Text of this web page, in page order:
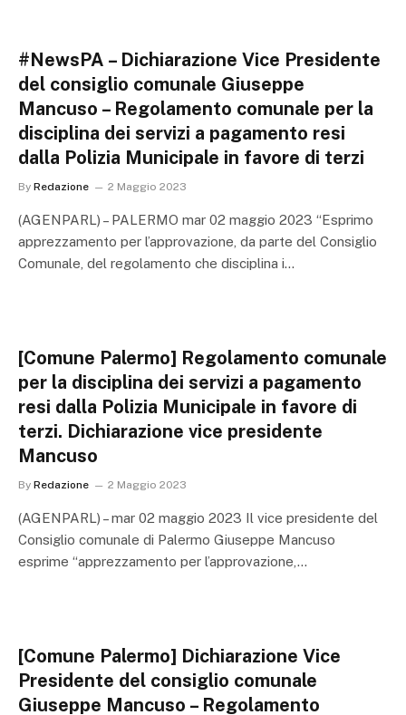
#NewsPA – Dichiarazione Vice Presidente
del consiglio comunale Giuseppe
Mancuso – Regolamento comunale per la
disciplina dei servizi a pagamento resi
dalla Polizia Municipale in favore di terzi
By Redazione 2 Maggio 2023
(AGENPARL) – PALERMO mar 02 maggio 2023 “Esprimo
apprezzamento per l’approvazione, da parte del Consiglio
Comunale, del regolamento che disciplina i…
[Comune Palermo] Regolamento comunale
per la disciplina dei servizi a pagamento
resi dalla Polizia Municipale in favore di
terzi. Dichiarazione vice presidente
Mancuso
By Redazione 2 Maggio 2023
(AGENPARL) – mar 02 maggio 2023 Il vice presidente del
Consiglio comunale di Palermo Giuseppe Mancuso
esprime “apprezzamento per l’approvazione,…
[Comune Palermo] Dichiarazione Vice
Presidente del consiglio comunale
Giuseppe Mancuso – Regolamento